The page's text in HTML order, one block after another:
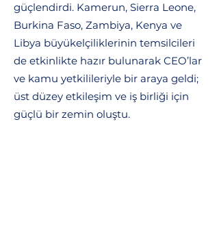
güçlendirdi. Kamerun, Sierra Leone,
Burkina Faso, Zambiya, Kenya ve
Libya büyükelçiliklerinin temsilcileri
de etkinlikte hazır bulunarak CEO’lar
ve kamu yetkilileriyle bir araya geldi;
üst düzey etkileşim ve iş birliği için
güçlü bir zemin oluştu.